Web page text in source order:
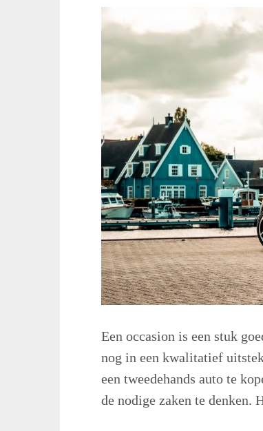
Een occasion is een stuk
nog in een kwalitatief
een tweedehands auto te
de nodige zaken te denken.